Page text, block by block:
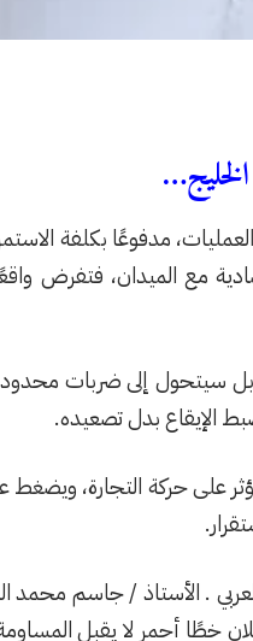
مدفوعًا بكلفة
مع الميدان، فتفرض
بل سيتحول إلى ضربات
الإيقاع بدل تصعيده.
على حركة التجارة،
. الأستاذ / جاسم
خطًا أحمر لا يقبل